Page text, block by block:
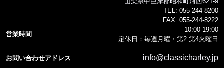
TEL: 055-244-8200
FAX: 055-244-8222
営業時間
10:00-19:00
定休日：毎週月曜・第2 第4火曜日
お問い合わせアドレス info@classicharley.jp